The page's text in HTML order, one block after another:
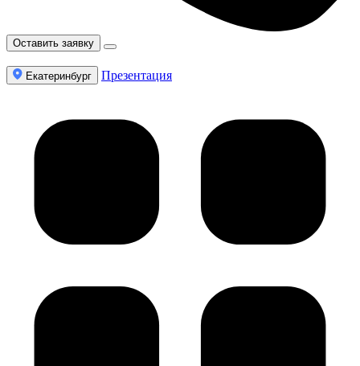
Оставить заявку
Екатеринбург Презентация